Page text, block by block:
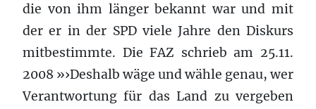
die von ihm länger bekannt war und mit
der er in der SPD viele Jahre den Diskurs
mitbestimmte. Die FAZ schrieb am 25.11.
2008 »›Deshalb wäge und wähle genau, wer
Verantwortung für das Land zu vergeben